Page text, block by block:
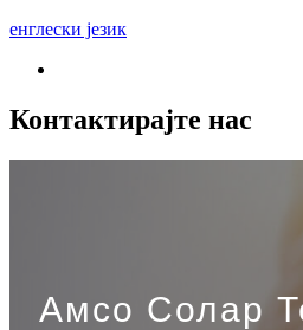
енглески језик
Контактирајте нас
Амсо Солар